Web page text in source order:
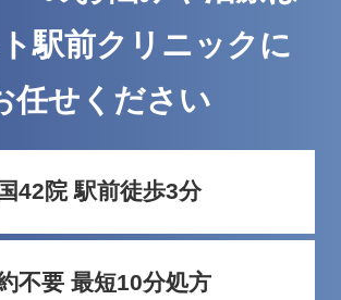
駅前クリニックに
任せください
42院 駅前徒歩3分
不要 最短10分処方